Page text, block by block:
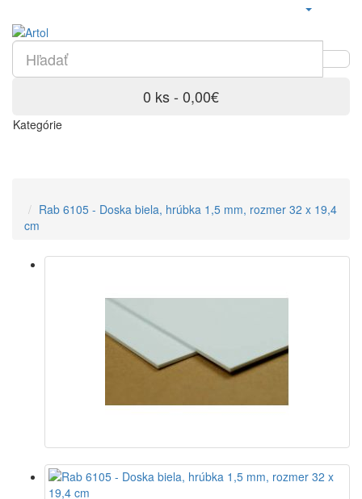
0 ks - 0,00€
Kategórie
Rab 6105 - Doska biela, hrúbka 1,5 mm, rozmer 32 x 19,4
cm